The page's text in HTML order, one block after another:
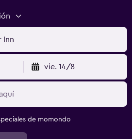
Inn
vie. 14/8
de momondo